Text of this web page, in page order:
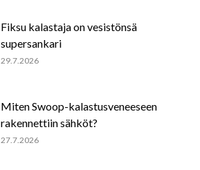
Fiksu kalastaja on vesistönsä
supersankari
29.7.2026
Miten Swoop-kalastusveneeseen
rakennettiin sähköt?
27.7.2026